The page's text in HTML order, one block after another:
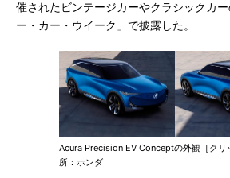
催されたビンテージカーやクラシックカ
ー・カー・ウイーク」で披露した。
Acura Precision EV Conceptの外観［クリ
所：ホンダ